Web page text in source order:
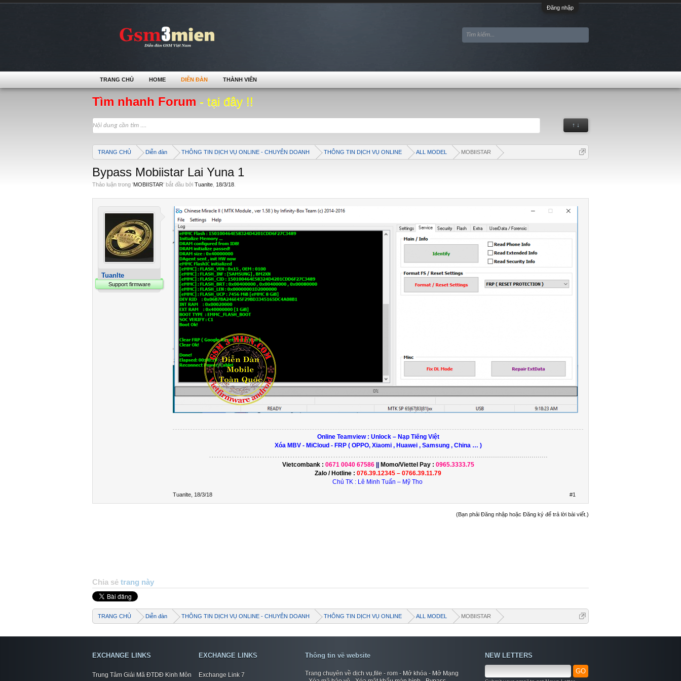
Đăng nhập
Tìm nhanh Forum - tại đây !!
↑ ↓
TRANG CHỦ Diễn đàn THÔNG TIN DỊCH VỤ ONLINE - CHUYÊN DOANH THÔNG TIN DỊCH VỤ ONLINE ALL MODEL MOBIISTAR
Bypass Mobiistar Lai Yuna 1
Thảo luận trong 'MOBIISTAR' bắt đầu bởi Tuanlte 18/3/18
Tuanlte
Support firmware
Online Teamview : Unlock – Nạp Tiếng Việt
Xóa MBV - MiCloud - FRP ( OPPO, Xiaomi , Huawei , Samsung , China … )
………………………………………………………………………………….…………...................................
Vietcombank : 0671 0040 67586 Momo/Viettel Pay : 0965.3333.75
Zalo / Hotline : 076.39.12345 – 0766.39.11.79
Chủ TK : Lê Minh Tuấn – Mỹ Tho
Tuanlte 18/3/18 #1
(Bạn phải Đăng nhập hoặc Đăng ký để trả lời bài viết.)
Chia sẻ trang này
TRANG CHỦ Diễn đàn THÔNG TIN DỊCH VỤ ONLINE - CHUYÊN DOANH THÔNG TIN DỊCH VỤ ONLINE ALL MODEL MOBIISTAR
TRANG CHỦ HOME DIỄN ĐÀN THÀNH VIÊN
EXCHANGE LINKS
Trung Tâm Giải Mã ĐTDĐ Kinh Môn
EXCHANGE LINKS
Exchange Link 7
Thông tin về website
Trang chuyên về dịch vụ,file - rom - Mở khóa - Mở Mạng
NEW LETTERS
GO